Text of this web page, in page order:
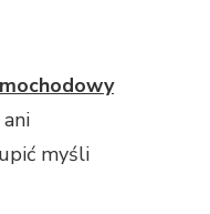
myśli